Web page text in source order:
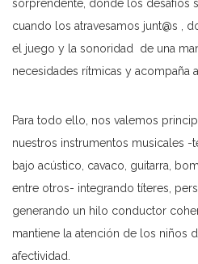
sorprendente, donde los desafíos
cuando los atravesamos junt@s ,
el juego y la sonoridad de una
necesidades rítmicas y acompaña
Para todo ello, nos valemos
nuestros instrumentos musicales -
bajo acústico, cavaco, guitarra,
entre otros- integrando títeres,
generando un hilo conductor
mantiene la atención de los niños
afectividad.